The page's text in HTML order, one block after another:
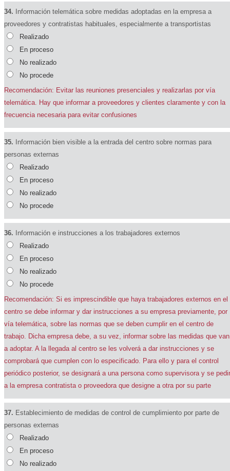
34.
Información telemática sobre medidas adoptadas en la empresa a
proveedores y contratistas habituales, especialmente a transportistas
Realizado
En proceso
No realizado
No procede
Recomendación: Evitar las reuniones presenciales y realizarlas por vía
telemática. Hay que informar a proveedores y clientes claramente y con la
frecuencia necesaria para evitar confusiones
35.
Información bien visible a la entrada del centro sobre normas para
personas externas
Realizado
En proceso
No realizado
No procede
36.
Información e instrucciones a los trabajadores externos
Realizado
En proceso
No realizado
No procede
Recomendación: Si es imprescindible que haya trabajadores externos en el
centro se debe informar y dar instrucciones a su empresa previamente, por
vía telemática, sobre las normas que se deben cumplir en el centro de
trabajo. Dicha empresa debe, a su vez, informar sobre las medidas que van
a adoptar. A la llegada al centro se les volverá a dar instrucciones y se
comprobará que cumplen con lo especificado. Para ello y para el control
periódico posterior, se designará a una persona como supervisora y se
a la empresa contratista o proveedora que designe a otra por su parte
37. Establecimiento de medidas de control de cumplimiento por parte de
personas externas
Realizado
En proceso
No realizado